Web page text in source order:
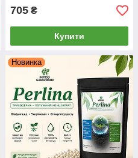
705 ₴
Купити
Новинка